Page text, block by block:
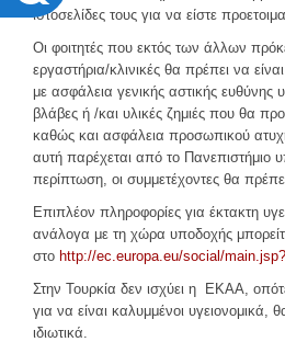
ιστοσελίδες τους για να είστε
Οι φοιτητές που εκτός των άλλων
εργαστήρια/κλινικές θα πρέπει να
με ασφάλεια γενικής αστικής ευθύνης
βλάβες ή /και υλικές ζημιές που θα
καθώς και ασφάλεια προσωπικού
αυτή παρέχεται από το Πανεπιστήμιο
περίπτωση, οι συμμετέχοντες θα
Επιπλέον πληροφορίες για έκτακτη
ανάλογα με τη χώρα υποδοχής
στο http://ec.europa.eu/social/
Στην Τουρκία δεν ισχύει η ΕΚΑΑ,
για να είναι καλυμμένοι υγειονομικά,
ιδιωτικά.